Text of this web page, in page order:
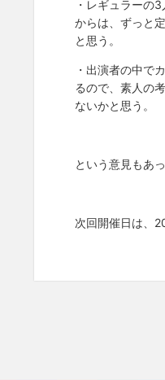
・レギュラーの
からは、ずっと
と思う。
・出演者の中で
るので、素人の
ないかと思う。
という意見もあっ
次回開催日は、